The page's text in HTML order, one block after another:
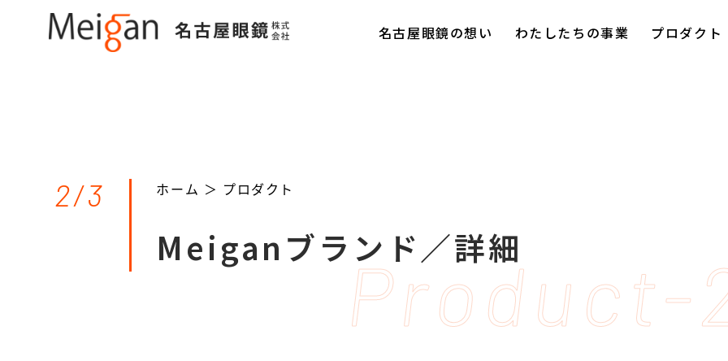
名古屋眼鏡の想い わたしたちの事業 プロダクト
Product-
2/3 ホーム ＞ プロダクト
Meiganブランド／詳細